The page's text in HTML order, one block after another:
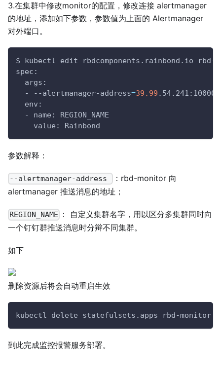
3.在集群中修改monitor的配置，修改连接 alertmanager
的地址，添加如下参数，参数值为上面的 Alertmanager
对外端口。
$ kubectl edit rbdcomponents.rainbond.io rbd-
spec:
  args:
  - --alertmanager-address
=39.99 .54.241:10000
  env:
  - name: REGION_NAME
    value: Rainbond
参数解释：
--alertmanager-address
：rbd-monitor 向
alertmanager 推送消息的地址；
REGION_NAME
： 自定义集群名字，用以区分多集群同时向
一个钉钉群推送消息时分辩不同集群。
如下
删除资源后将会自动重启生效
kubectl delete statefulsets.apps rbd-monitor -
到此完成监控报警服务部署。